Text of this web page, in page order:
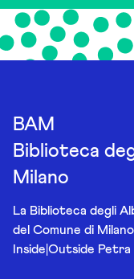
BAM
Biblioteca
Milano
La Biblioteca degli
del Comune di
Inside|Outside Petra